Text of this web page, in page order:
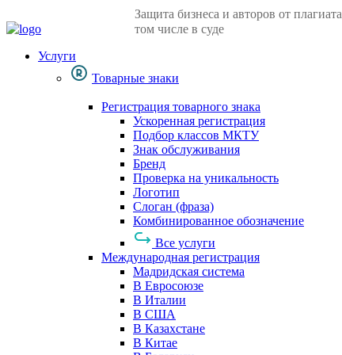
Защита бизнеса и авторов от
том числе в суде
Услуги
Товарные знаки
Регистрация товарного знака
Ускоренная регистрация
Подбор классов МКТУ
Знак обслуживания
Бренд
Проверка на уникальность
Логотип
Слоган (фраза)
Комбинированное обозначение
Все услуги
Международная регистрация
Мадридская система
В Евросоюзе
В Италии
В США
В Казахстане
В Китае